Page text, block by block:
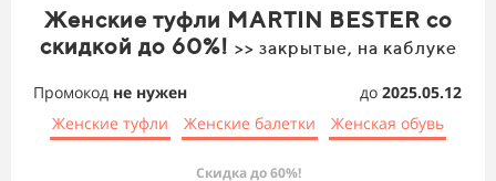
Женские туфли MARTIN BESTER со
скидкой до 60%! >> закрытые, на каблуке
Промокод не нужен до 2025.05.12
Женские туфли
Женские балетки Женская обувь
Скидка до 60%!